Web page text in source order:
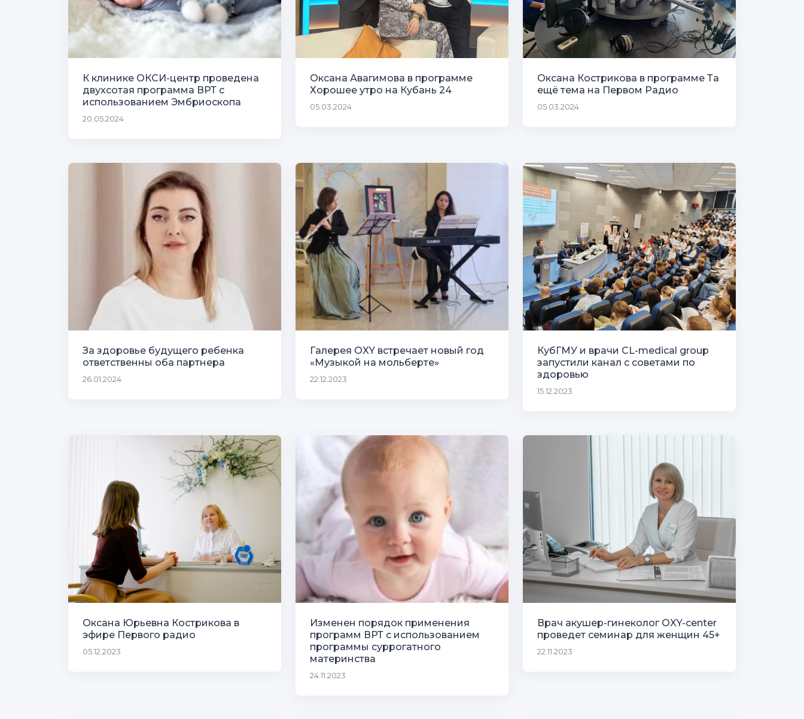
К клинике ОКСИ-центр проведена
двухсотая программа ВРТ с
использованием Эмбриоскопа
20.05.2024
Оксана Авагимова в программе
Хорошее утро на Кубань 24
05.03.2024
Оксана Кострикова в программе Та
ещё тема на Первом Радио
05.03.2024
За здоровье будущего ребенка
ответственны оба партнера
26.01.2024
Галерея OXY встречает новый год
«Музыкой на мольберте»
22.12.2023
КубГМУ и врачи CL-medical group
запустили канал с советами по
здоровью
15.12.2023
Оксана Юрьевна Кострикова в
эфире Первого радио
05.12.2023
Изменен порядок применения
программ ВРТ с использованием
программы суррогатного
материнства
24.11.2023
Врач акушер-гинеколог OXY-center
проведет семинар для женщин 45+
22.11.2023